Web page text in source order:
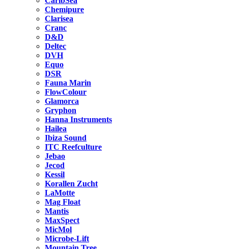
Chemipure
Clarisea
Cranc
D&D
Deltec
DVH
Equo
DSR
Fauna Marin
FlowColour
Glamorca
Gryphon
Hanna Instruments
Hailea
Ibiza Sound
ITC Reefculture
Jebao
Jecod
Kessil
Korallen Zucht
LaMotte
Mag Float
Mantis
MaxSpect
MicMol
Microbe-Lift